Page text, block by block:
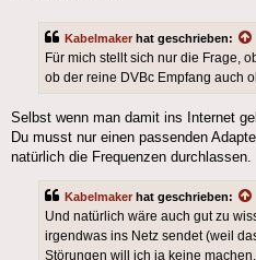
Kabelmaker hat geschrieben:
Für mich stellt sich nur die Frage,
ob der reine DVBc Empfang auch
Selbst wenn man damit ins Internet
Du musst nur einen passenden
natürlich die Frequenzen durchlassen.
Kabelmaker hat geschrieben:
Und natürlich wäre auch gut zu
irgendwas ins Netz sendet (weil
Störungen will ich ja keine machen.